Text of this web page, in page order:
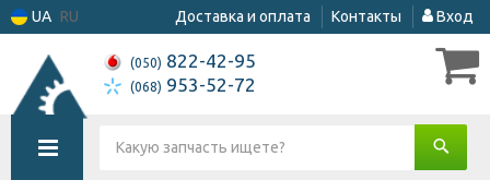
UA RU Доставка и оплата Контакты Вход
(050) 822-42-95
(068) 953-52-72